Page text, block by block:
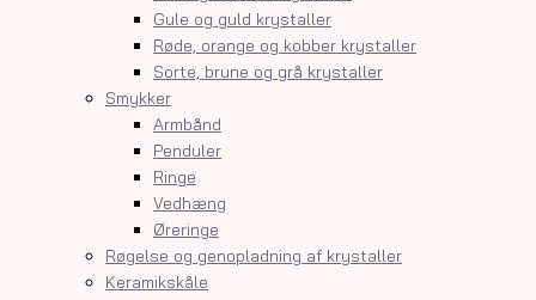
Gule og guld krystaller
Røde, orange og kobber krystaller
Sorte, brune og grå krystaller
Smykker
Armbånd
Penduler
Ringe
Vedhæng
Øreringe
Røgelse og genopladning af krystaller
Keramikskåle